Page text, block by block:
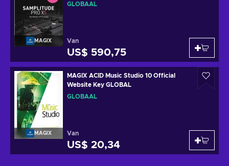
MAGIX
GLOBAAL
Van
US$ 590,75
MAGIX
MAGIX ACID Music Studio 10 Official
Website Key GLOBAL
GLOBAAL
Van
US$ 20,34